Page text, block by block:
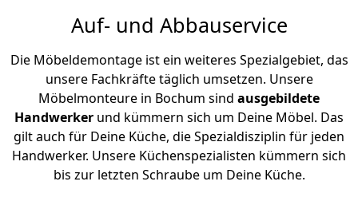
Auf- und Abbauservice
Die Möbeldemontage ist ein weiteres Spezialgebiet, das
unsere Fachkräfte täglich umsetzen. Unsere
Möbelmonteure in Bochum sind ausgebildete
Handwerker und kümmern sich um Deine Möbel. Das
gilt auch für Deine Küche, die Spezialdisziplin für jeden
Handwerker. Unsere Küchenspezialisten kümmern sich
bis zur letzten Schraube um Deine Küche.